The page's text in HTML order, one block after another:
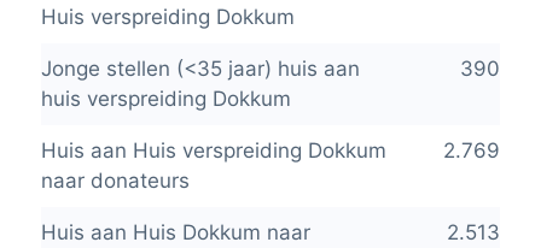
Huis verspreiding Dokkum
Jonge stellen (<35 jaar) huis aan
huis verspreiding Dokkum
390
Huis aan Huis verspreiding Dokkum
naar donateurs
2.769
Huis aan Huis Dokkum naar
2.513